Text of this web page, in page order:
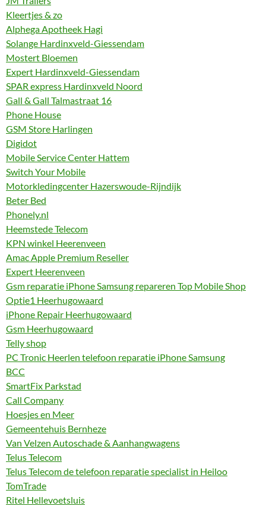
Kleertjes & zo
Alphega Apotheek Hagi
Solange Hardinxveld-Giessendam
Mostert Bloemen
Expert Hardinxveld-Giessendam
SPAR express Hardinxveld Noord
Gall & Gall Talmastraat 16
Phone House
GSM Store Harlingen
Digidot
Mobile Service Center Hattem
Switch Your Mobile
Motorkledingcenter Hazerswoude-Rijndijk
Beter Bed
Phonely.nl
Heemstede Telecom
KPN winkel Heerenveen
Amac Apple Premium Reseller
Expert Heerenveen
Gsm reparatie iPhone Samsung repareren Top Mobile Shop
Optie1 Heerhugowaard
iPhone Repair Heerhugowaard
Gsm Heerhugowaard
Telly shop
PC Tronic Heerlen telefoon reparatie iPhone Samsung
BCC
SmartFix Parkstad
Call Company
Hoesjes en Meer
Gemeentehuis Bernheze
Van Velzen Autoschade & Aanhangwagens
Telus Telecom
Telus Telecom de telefoon reparatie specialist in Heiloo
TomTrade
Ritel Hellevoetsluis